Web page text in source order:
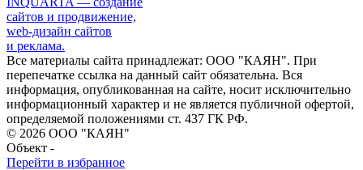
сайтов и продвижение,
web-дизайн сайтов
и реклама.
Все материалы сайта принадлежат: ООО "КАЯН". При
перепечатке ссылка на данный сайт обязательна. Вся
информация, опубликованная на сайте, носит исключительно
информационный характер и не является публичной офертой,
определяемой положениями ст. 437 ГК РФ.
© 2026 ООО "КАЯН"
Объект -
Перейти в избранное